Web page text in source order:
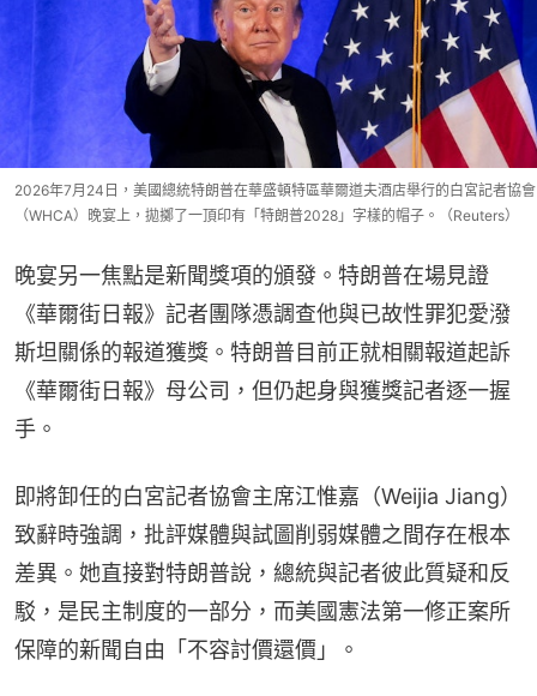
2026年7月24日，美國總統特朗普在華盛頓特區華爾道夫酒店舉行的白宮記者協會
（WHCA）晚宴上，拋擲了一頂印有「特朗普2028」字樣的帽子。（Reuters）
晚宴另一焦點是新聞獎項的頒發。特朗普在場見證
《華爾街日報》記者團隊憑調查他與已故性罪犯愛潑
斯坦關係的報道獲獎。特朗普目前正就相關報道起訴
《華爾街日報》母公司，但仍起身與獲獎記者逐一握
手。
即將卸任的白宮記者協會主席江惟嘉（Weijia Jiang）
致辭時強調，批評媒體與試圖削弱媒體之間存在根本
差異。她直接對特朗普說，總統與記者彼此質疑和反
駁，是民主制度的一部分，而美國憲法第一修正案所
保障的新聞自由「不容討價還價」。